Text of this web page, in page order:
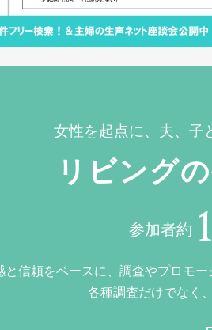
女性を起点に、夫、子
リビング
参加者約
と信頼をベースに、調査やプロモ
各種調査だけでなく